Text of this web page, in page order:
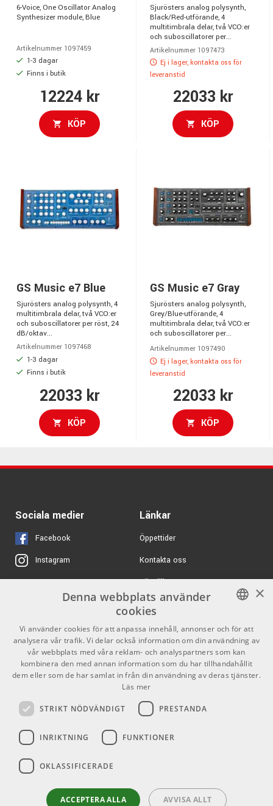
6-Voice, One Oscillator Analog
Synthesizer module, Blue
Artikelnummer 1097459
1-3 dagar
Finns i butik
12224 kr
KÖP
Sjurösters analog polysynth,
Black/Red-utförande, 4
multitimbrala delar, två VCO:er
och suboscillatorer per...
Artikelnummer 1097473
Ej i lager, kontakta oss för
leveranstid
22033 kr
KÖP
GS Music e7 Blue
Sjurösters analog polysynth, 4
multitimbrala delar, två VCO:er
och suboscillatorer per röst, 24
dB/oktav...
Artikelnummer 1097468
1-3 dagar
Finns i butik
22033 kr
KÖP
GS Music e7 Gray
Sjurösters analog polysynth,
Grey/Blue-utförande, 4
multitimbrala delar, två VCO:er
och suboscillatorer per...
Artikelnummer 1097490
Ej i lager, kontakta oss för
leveranstid
22033 kr
KÖP
Sociala medier
Facebook
Instagram
X
Youtube
TikTok
Länkar
Öppettider
Kontakta oss
Köpvillkor
Butiken
Varumärken
GDPR & Cookies
Kontakt
Info
Mån-Fre: 10.00-18.00
Helgdagar
SWEDISH
ENGLISH
×
Denna webbplats använder
cookies
Vi använder cookies för att anpassa innehåll, annonser och för att
analysera vår trafik. Vi delar också information om din användning av
vår webbplats med våra reklam- och analyspartners som kan
kombinera den med annan information som du har tillhandahållit
dem eller som de har samlat in från din användning av deras tjänster.
Läs mer
STRIKT NÖDVÄNDIGT PRESTANDA
INRIKTNING FUNKTIONER
OKLASSIFICERADE
ACCEPTERA ALLA AVVISA ALLT